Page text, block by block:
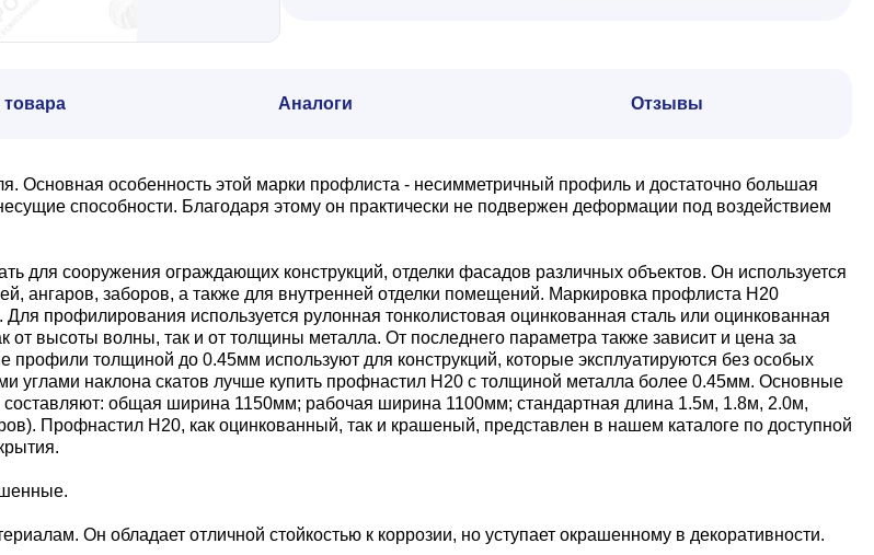
товара Аналоги Отзывы
Основная особенность этой марки профлиста - несимметричный профиль и достаточно большая
способности. Благодаря этому он практически не подвержен деформации под воздействием
для сооружения ограждающих конструкций, отделки фасадов различных объектов. Он используется
ангаров, заборов, а также для внутренней отделки помещений. Маркировка профлиста Н20
профилирования используется рулонная тонколистовая оцинкованная сталь или оцинкованная
высоты волны, так и от толщины металла. От последнего параметра также зависит и цена за
толщиной до 0.45мм используют для конструкций, которые эксплуатируются без особых
углами наклона скатов лучше купить профнастил Н20 с толщиной металла более 0.45мм. Основные
общая ширина 1150мм; рабочая ширина 1100мм; стандартная длина 1.5м, 1.8м, 2.0м,
Профнастил Н20, как оцинкованный, так и крашеный, представлен в нашем каталоге по доступной
Он обладает отличной стойкостью к коррозии, но уступает окрашенному в декоративности.